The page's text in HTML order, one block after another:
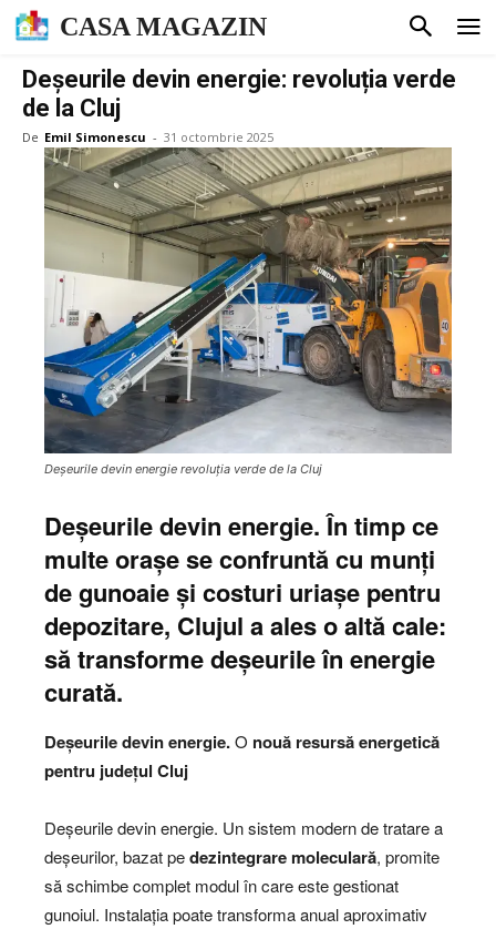
CASA MAGAZIN
Deșeurile devin energie: revoluția verde
de la Cluj
De Emil Simonescu - 31 octombrie 2025
Deșeurile devin energie revoluția verde de la Cluj
Deșeurile devin energie. În timp ce
multe orașe se confruntă cu munți
de gunoaie și costuri uriașe pentru
depozitare, Clujul a ales o altă cale:
să transforme deșeurile în energie
curată.
Deșeurile devin energie.O nouă resursă energetică
pentru județul Cluj
Deșeurile devin energie. Un sistem modern de tratare a
deșeurilor, bazat pedezintegrare moleculară, promite
să schimbe complet modul în care este gestionat
gunoiul. Instalația poate transforma anual aproximativ